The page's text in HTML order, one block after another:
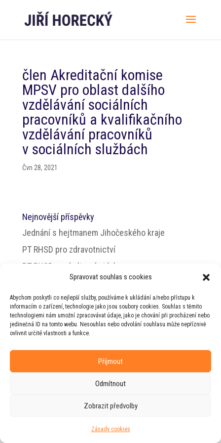
Spravovat souhlas s cookies
Abychom poskytli co nejlepší služby, používáme k ukládání a/nebo přístupu k
informacím o zařízení, technologie jako jsou soubory cookies. Souhlas s těmito
technologiemi nám umožní zpracovávat údaje, jako je chování při procházení nebo
jedinečná ID na tomto webu. Nesouhlas nebo odvolání souhlasu může nepříznivě
ovlivnit určité vlastnosti a funkce.
Příjmout
Odmítnout
Zobrazit předvolby
Zásady cookies
člen Akreditační komise
MPSV pro oblast dalšího
vzdělávání sociálních
pracovníků a kvalifikačního
vzdělávání pracovníků
v sociálních službách
Čvn 28, 2021
Nejnovější příspěvky
Jednání s hejtmanem Jihočeského kraje
PT RHSD pro zdravotnictví
PT RHSD pro kulturní otázky
Rada vlády pro duševní zdraví
© 2026 Jiří Horecký – Osobní stránky Jiřího
Web vytvořila firmaRUDI
agenturouZEST BRAND.